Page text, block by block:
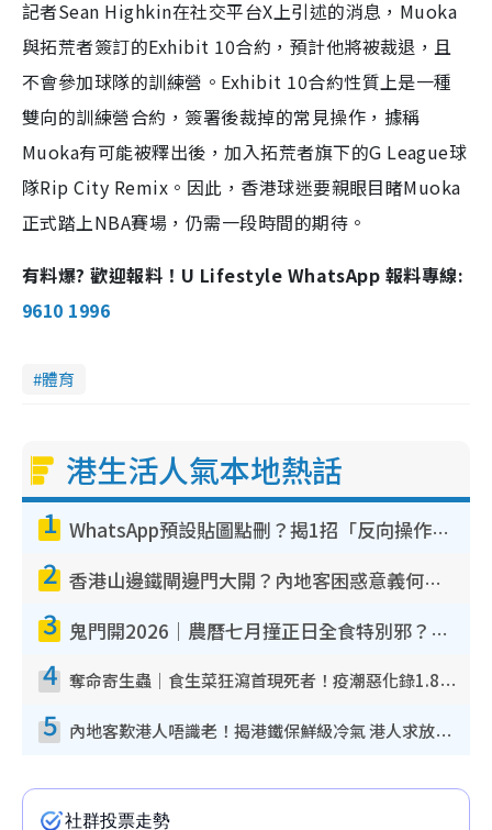
記者Sean Highkin在社交平台X上引述的消息，Muoka
與拓荒者簽訂的Exhibit 10合約，預計他將被裁退，且
不會參加球隊的訓練營。Exhibit 10合約性質上是一種
雙向的訓練營合約，簽署後裁掉的常見操作，據稱
Muoka有可能被釋出後，加入拓荒者旗下的G League球
隊Rip City Remix。因此，香港球迷要親眼目睹Muoka
正式踏上NBA賽場，仍需一段時間的期待。
有料爆? 歡迎報料！U Lifestyle WhatsApp 報料專線:
9610 1996
體育
港生活人氣本地熱話
1 WhatsApp預設貼圖點刪？揭1招「反向操作」還原簡潔介面 附3步實測教學
2 香港山邊鐵閘邊門大開？內地客困惑意義何在！網民神回覆：呢種叫法理性防禦
3 鬼門開2026｜農曆七月撞正日全食特別邪？專家警告切忌做一事！揭4大禁忌+2招保平安
4 奪命寄生蟲｜食生菜狂瀉首現死者！疫潮惡化錄1.8萬宗病例 揭洗菜3大謬誤
5 內地客歎港人唔識老！揭港鐵保鮮級冷氣 港人求放過：咪投訴